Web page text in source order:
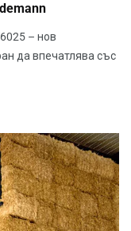
– нов
да впечатлява със